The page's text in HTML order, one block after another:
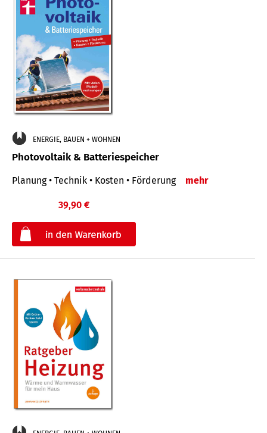
ENERGIE, BAUEN + WOHNEN
Photovoltaik & Batteriespeicher
Planung • Technik • Kosten • Förderung mehr
39,90 €